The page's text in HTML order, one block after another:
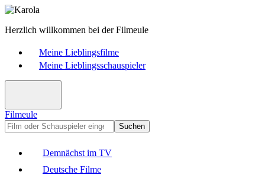
Herzlich willkommen bei der Filmeule
Meine Lieblingsfilme
Meine Lieblingsschauspieler
Filmeule
Suchen
Demnächst im TV
Deutsche Filme